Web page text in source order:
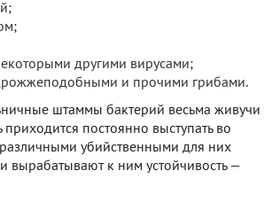
другими вирусами;
и прочими грибами.
штаммы бактерий весьма живучи
постоянно выступать во
убийственными для них
вырабатывают к ним устойчивость —